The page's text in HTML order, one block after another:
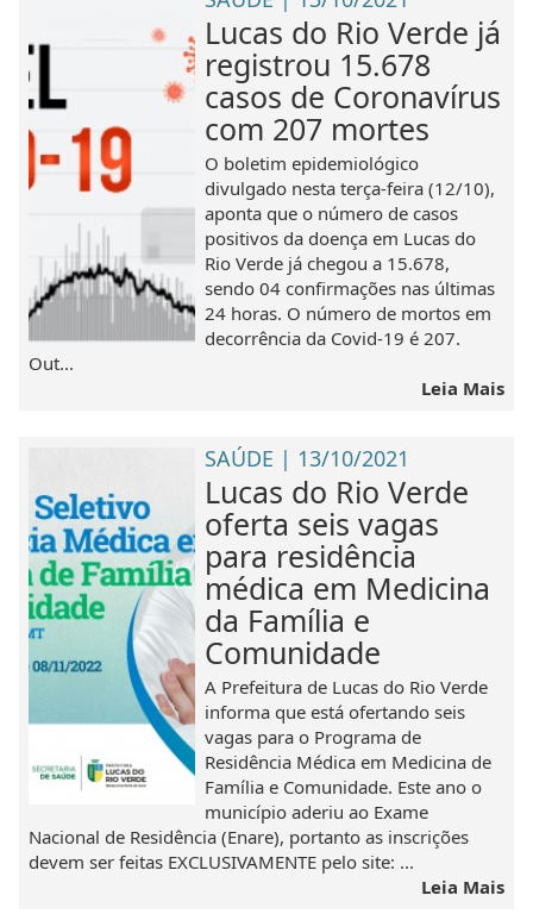
Lucas do Rio Verde já
registrou 15.678
casos de Coronavírus
com 207 mortes
O boletim epidemiológico
divulgado nesta terça-feira (12/10),
aponta que o número de casos
positivos da doença em Lucas do
Rio Verde já chegou a 15.678,
sendo 04 confirmações nas últimas
24 horas. O número de mortos em
decorrência da Covid-19 é 207.
Out...
Leia Mais
SAÚDE | 13/10/2021
Lucas do Rio Verde
oferta seis vagas
para residência
médica em Medicina
da Família e
Comunidade
A Prefeitura de Lucas do Rio Verde
informa que está ofertando seis
vagas para o Programa de
Residência Médica em Medicina de
Família e Comunidade. Este ano o
município aderiu ao Exame
Nacional de Residência (Enare), portanto as inscrições
devem ser feitas EXCLUSIVAMENTE pelo site: ...
Leia Mais